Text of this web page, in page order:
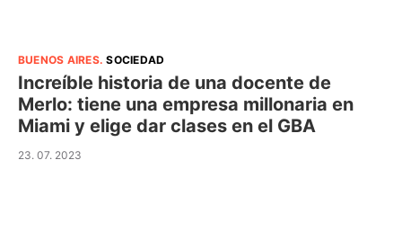
BUENOS AIRES.SOCIEDAD
Increíble historia de una docente de
Merlo: tiene una empresa millonaria en
Miami y elige dar clases en el GBA
23. 07. 2023